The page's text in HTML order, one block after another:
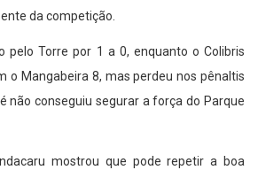
da competição.
pelo Torre por 1 a 0, enquanto o Colibris
o Mangabeira 8, mas perdeu nos pênaltis
não conseguiu segurar a força do Parque
mostrou que pode repetir a boa